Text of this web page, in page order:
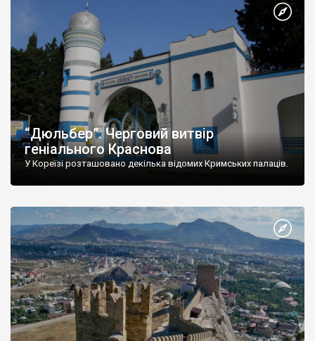
“Дюльбер”. Черговий витвір
геніального Краснова
У Кореїзі розташовано декілька відомих Кримських палаців.